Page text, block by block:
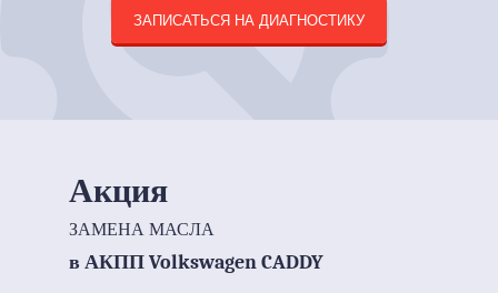
ЗАПИСАТЬСЯ НА ДИАГНОСТИКУ
Акция
ЗАМЕНА МАСЛА
в АКПП Volkswagen CADDY